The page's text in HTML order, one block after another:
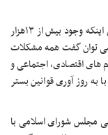
نماینده شیراز و زرقان در مجلس شورای اسلامی با بیان اینکه وجود بیش از ۱۳هزار
توان گفت همه مشکلات
های اقتصادی، اجتماعی و
به روز آوری قوانین بستر
مجلس شورای اسلامی با